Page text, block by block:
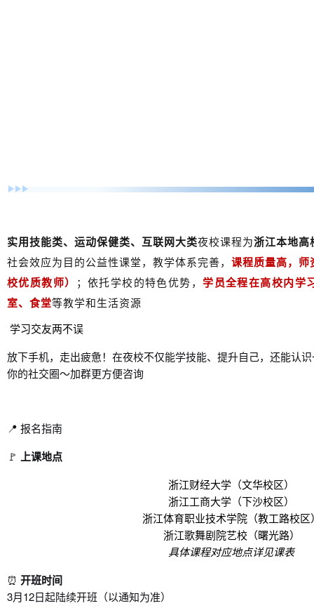
实用技能类、运动保健类、互联网大类夜校课程为浙江本地高
社会效应为目的公益性课堂，教学体系完善， 课程质量高，师
校优质教师）
；依托学校的特色优势，学员全程在高校内学
室、食堂等教学和生活资源
学习交友两不误
放下手机，走出疲惫！在夜校不仅能学技能、提升自己，还能认
你的社交圈～加群更方便咨询
📍 报名指南
🚩 上课地点
浙江财经大学（文华校区）
浙江工商大学（下沙校区）
浙江体育职业技术学院（教工路校区
浙江歌舞剧院艺校（曙光路）
具体课程对应地点详见课表
⏰ 开班时间
3月12日起陆续开班（以通知为准）